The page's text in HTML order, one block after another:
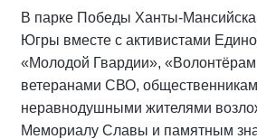
В парке Победы Ханты-
Югры вместе с активистами
«Молодой Гвардии»,
ветеранами СВО,
неравнодушными жителями
Мемориалу Славы и памятным